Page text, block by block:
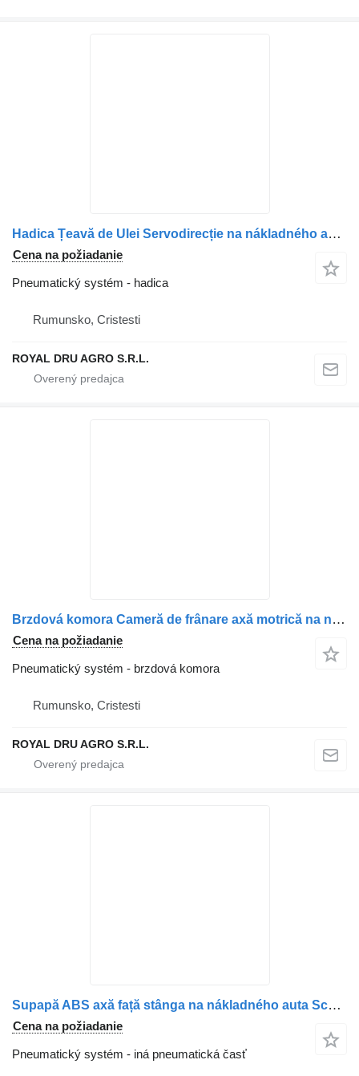
Hadica Țeavă de Ulei Servodirecție na nákladného auta Scania – Model 1791874
Cena na požiadanie
Pneumatický systém - hadica
Rumunsko, Cristesti
ROYAL DRU AGRO S.R.L.
Brzdová komora Cameră de frânare axă motrică na nákladného auta Scania 2494058/2378105
Cena na požiadanie
Pneumatický systém - brzdová komora
Rumunsko, Cristesti
ROYAL DRU AGRO S.R.L.
Supapă ABS axă față stânga na nákladného auta Scania (Coduri: 1453761, 1524831, 41211070, 42070065, 5006034256, 5006143405, 81524526007, 5000790124, 5010151551, 5430042384, 1934978, 1195752, 1518589, 17744-12)
Cena na požiadanie
Pneumatický systém - iná pneumatická časť